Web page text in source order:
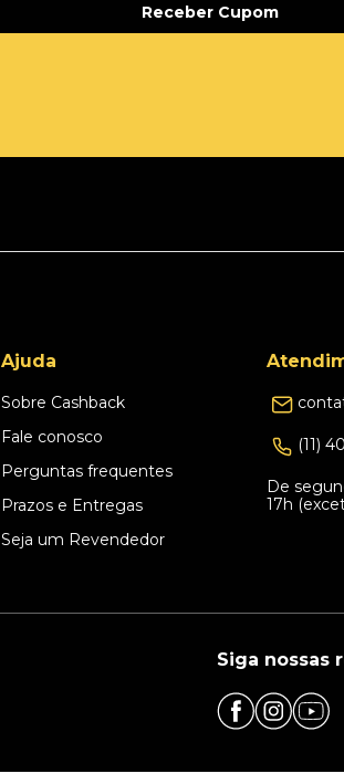
Receber Cupom
Ajuda
Sobre Cashback
Fale conosco
Perguntas frequentes
Prazos e Entregas
Seja um Revendedor
(11)
De
17h
Siga nossas